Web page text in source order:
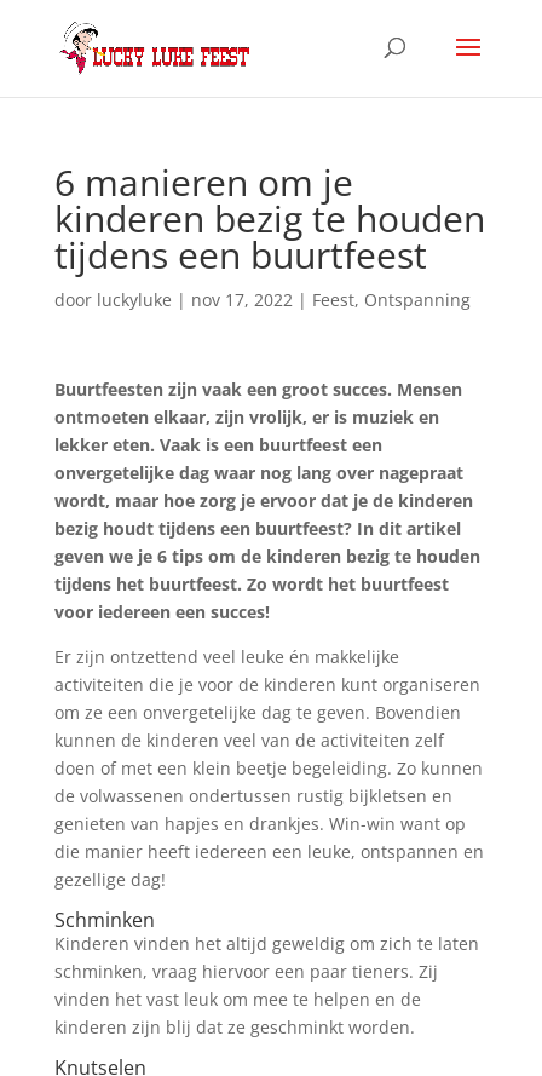
6 manieren om je
kinderen bezig te houden
tijdens een buurtfeest
door luckyluke | nov 17, 2022| Feest, Ontspanning
Buurtfeesten zijn vaak een groot succes. Mensen
ontmoeten elkaar, zijn vrolijk, er is muziek en
lekker eten. Vaak is een buurtfeest een
onvergetelijke dag waar nog lang over nagepraat
wordt, maar hoe zorg je ervoor dat je de kinderen
bezig houdt tijdens een buurtfeest? In dit artikel
geven we je 6 tips om de kinderen bezig te houden
tijdens het buurtfeest. Zo wordt het buurtfeest
voor iedereen een succes!
Er zijn ontzettend veel leuke én makkelijke
activiteiten die je voor de kinderen kunt organiseren
om ze een onvergetelijke dag te geven. Bovendien
kunnen de kinderen veel van de activiteiten zelf
doen of met een klein beetje begeleiding. Zo kunnen
de volwassenen ondertussen rustig bijkletsen en
genieten van hapjes en drankjes. Win-win want op
die manier heeft iedereen een leuke, ontspannen en
gezellige dag!
Schminken
Kinderen vinden het altijd geweldig om zich te laten
schminken, vraag hiervoor een paar tieners. Zij
vinden het vast leuk om mee te helpen en de
kinderen zijn blij dat ze geschminkt worden.
Knutselen